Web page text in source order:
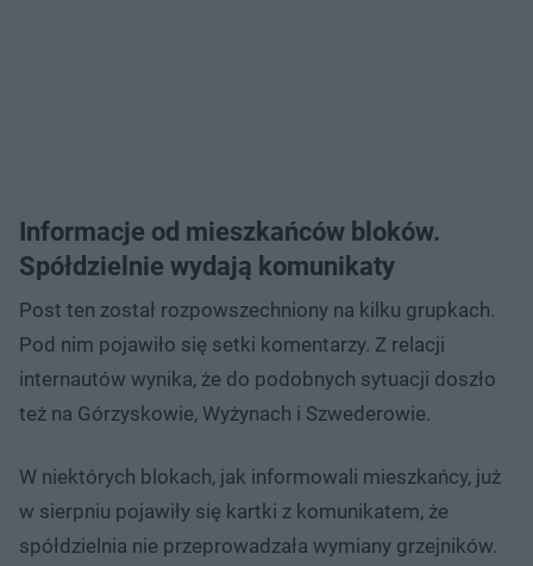
Informacje od mieszkańców bloków.
Spółdzielnie wydają komunikaty
Post ten został rozpowszechniony na kilku grupkach.
Pod nim pojawiło się setki komentarzy. Z relacji
internautów wynika, że do podobnych sytuacji doszło
też na Górzyskowie, Wyżynach i Szwederowie.
W niektórych blokach, jak informowali mieszkańcy, już
w sierpniu pojawiły się kartki z komunikatem, że
spółdzielnia nie przeprowadzała wymiany grzejników.